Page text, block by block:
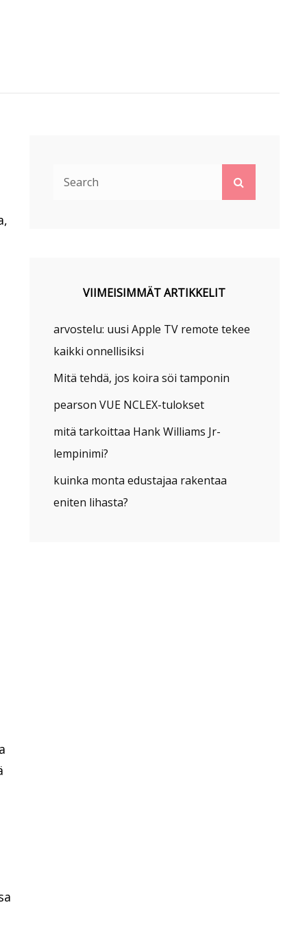
VIIMEISIMMÄT ARTIKKELIT
arvostelu: uusi Apple TV remote tekee
kaikki onnellisiksi
Mitä tehdä, jos koira söi tamponin
pearson VUE NCLEX-tulokset
mitä tarkoittaa Hank Williams Jr-
lempinimi?
kuinka monta edustajaa rakentaa
eniten lihasta?